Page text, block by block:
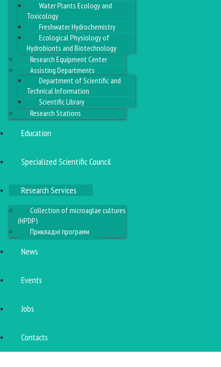
Water Plants Ecology and
Toxicology
Freshwater Hydrochemistry
Ecological Physiology of
Hydrobionts and Biotechnology
Research Equipment Center
Assisting Departments
Department of Scientific and
Technical Information
Scientific Library
Research Stations
Education
Specialized Scientific Council
Research Services
Collection of microaglae cultures
(HPDP)
Прикладні програми
News
Events
Jobs
Contacts